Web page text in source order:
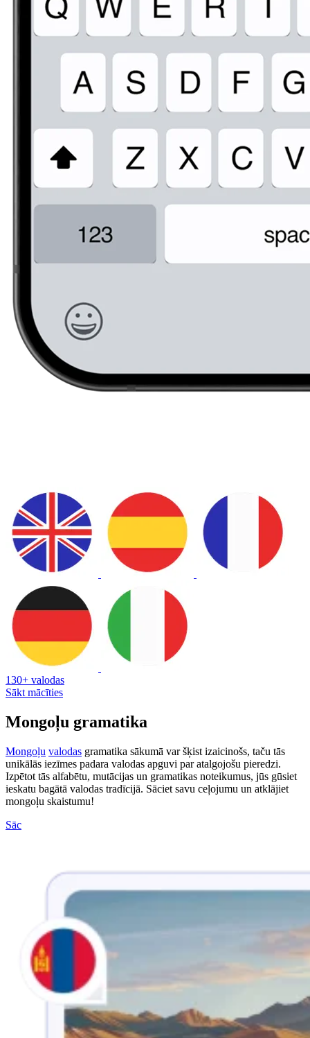
130+ valodas
Sākt mācīties
Mongoļu gramatika
Mongoļu valodas gramatika sākumā var šķist izaicinošs, taču tās
unikālās iezīmes padara valodas apguvi par atalgojošu pieredzi.
Izpētot tās alfabētu, mutācijas un gramatikas noteikumus, jūs gūsiet
ieskatu bagātā valodas tradīcijā. Sāciet savu ceļojumu un atklājiet
mongoļu skaistumu!
Sāc